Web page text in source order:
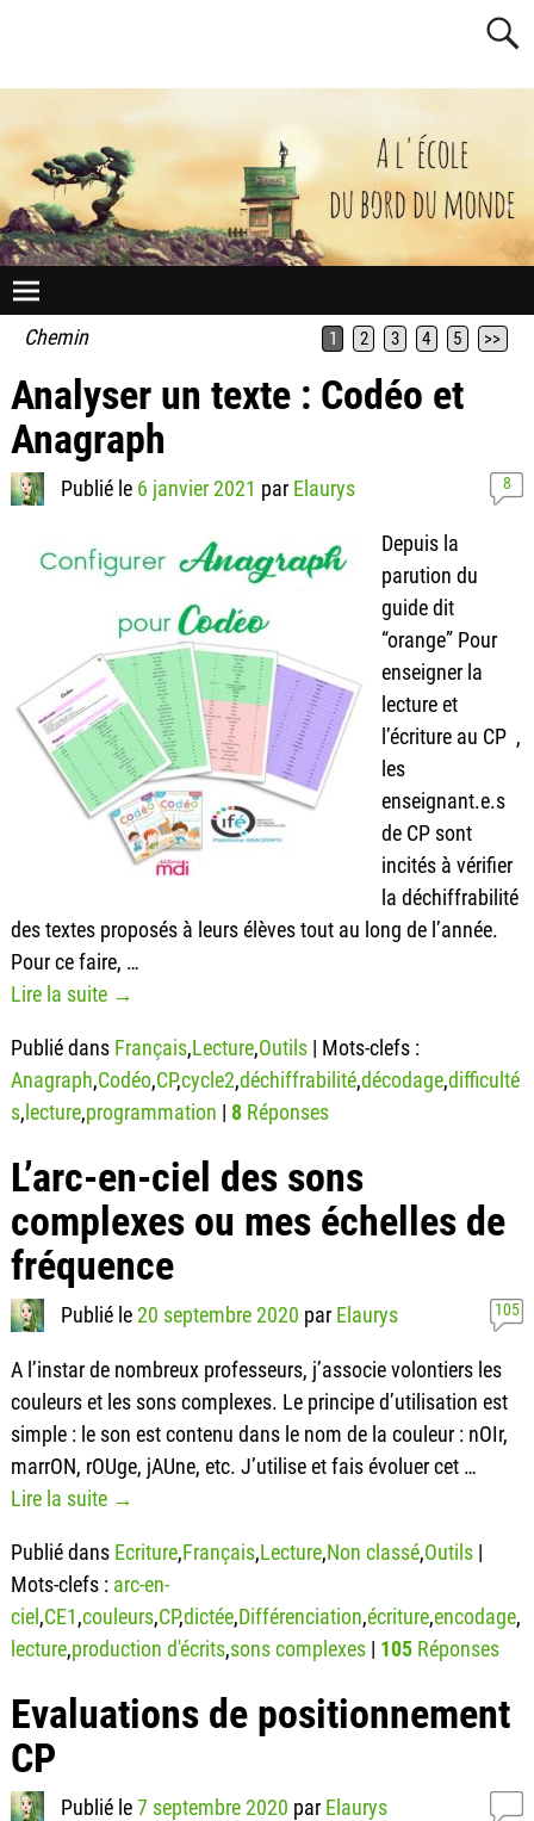
Chemin 1 2 3 4 5 >>
Analyser un texte : Codéo et
Anagraph
Publié le 6 janvier 2021 par Elaurys 8
Depuis la
parution du
guide dit
“orange” Pour
enseigner la
lecture et
l’écriture au CP ,
les
enseignant.e.s
de CP sont
incités à vérifier
la déchiffrabilité
des textes proposés à leurs élèves tout au long de l’année.
Pour ce faire, …
Lire la suite →
Publié dans Français,Lecture,Outils| Mots-clefs :
Anagraph,Codéo,CP,cycle2,déchiffrabilité,décodage,difficulté
s,lecture,programmation | 8Réponses
L’arc-en-ciel des sons
complexes ou mes échelles de
fréquence
Publié le 20 septembre 2020 par Elaurys 105
A l’instar de nombreux professeurs, j’associe volontiers les
couleurs et les sons complexes. Le principe d’utilisation est
simple : le son est contenu dans le nom de la couleur : nOIr,
marrON, rOUge, jAUne, etc. J’utilise et fais évoluer cet …
Lire la suite →
Publié dans Ecriture,Français,Lecture,Non classé,Outils|
Mots-clefs : arc-en-
ciel,CE1,couleurs,CP,dictée,Différenciation,écriture,encodage,
lecture,production d'écrits,sons complexes| 105Réponses
Evaluations de positionnement
CP
Publié le7 septembre 2020 par Elaurys